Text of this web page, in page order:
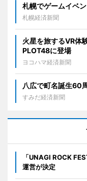
札幌でゲームイベ
札幌経済新聞
火星を旅するVR
PLOT48に登場
ヨコハマ経済新聞
八広で町名誕生60
すみだ経済新聞
「UNAGI ROCK
運営が決定